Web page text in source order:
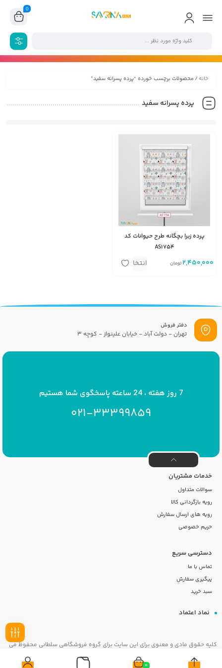
0
خانه/ محصولات برچسب خورده “پرده پسرانه سفید”
پرده پسرانه سفید
پرده زبرا بچگانه طرح حیوانات کد
AS1754
2,450,000 تومانمتر مربعانتخاب
0
دفتر فروش
تهران - دولت آباد - خیابان علینواز - کوچه 3
7 روز هفته ، 24 ساعته پاسخگوی شما هستیم
021-33399859
خدمات مشتریان
سوالات متداول
رویه بازگردانی کالا
رویه های ارسال سفارش
حریم خصوصی
دسترسی سریع
تماس با ما
پیگیری سفارش
سبد خرید
نماد اعتماد
کلیه حقوق مادی و معنوی برای این سایت برای گروه فروشگاهی سلطانی محفوظ می